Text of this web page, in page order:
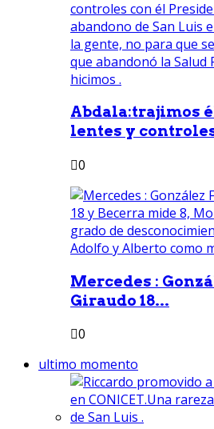
Abdala:trajimos
lentes y
0
Mercedes :
Giraudo 18...
0
ultimo momento